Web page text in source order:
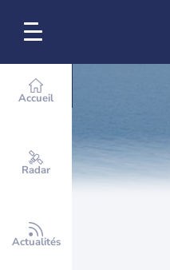
Accueil
Radar
Actualités